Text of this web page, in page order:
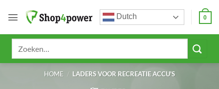
naar
Dutch 0
HOME / LADERS VOOR RECREATIE ACCU'S